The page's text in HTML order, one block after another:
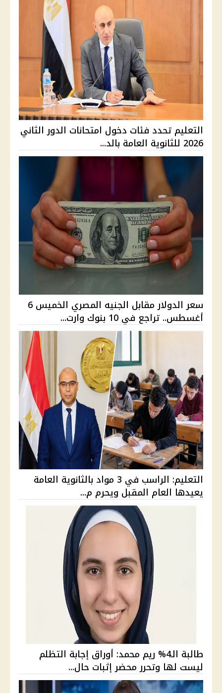
التعليم تحدد فئات دخول امتحانات الدور الثاني
2026 للثانوية العامة بالد...
سعر الدولار مقابل الجنيه المصري الخميس 6
أغسطس.. تراجع في 10 بنوك وارت...
التعليم: الراسب في 3 مواد بالثانوية العامة
يعيدها العام المقبل ويحرم م...
طالبة الـ4% ريم محمد: أوراق إجابة التظلم
ليست لها وتحرر محضر إثبات حال...